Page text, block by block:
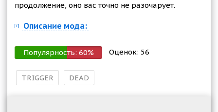
продолжение, оно вас точно не разочарует.
Описание мода:
Популярность: 60% Оценок: 56
TRIGGER DEAD